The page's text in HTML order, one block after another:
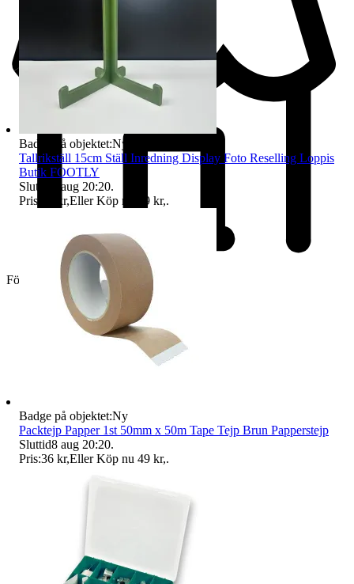
Företag
Badge på objektet:Ny
Tallrikställ 15cm Ställ Inredning Display Foto Reselling Loppis
Butik FOOTLY
Sluttid
8 aug 20:20.
Pris:
25 kr,Eller Köp nu 49 kr,.
Badge på objektet:Ny
Packtejp Papper 1st 50mm x 50m Tape Tejp Brun Papperstejp
Sluttid8 aug 20:20.
Pris:36 kr,Eller Köp nu 49 kr,.